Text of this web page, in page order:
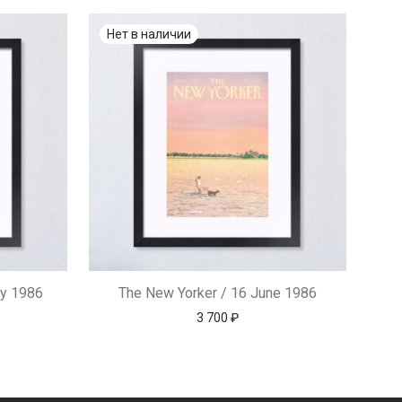
1986 The New Yorker / 16 June 1986
3 700 ₽